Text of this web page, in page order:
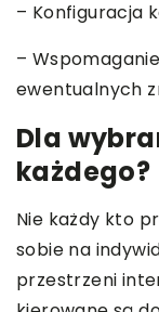
– Konfiguracja
–
ewentualnych
Dla
każdego?
Nie każdy kto
sobie na
przestrzeni